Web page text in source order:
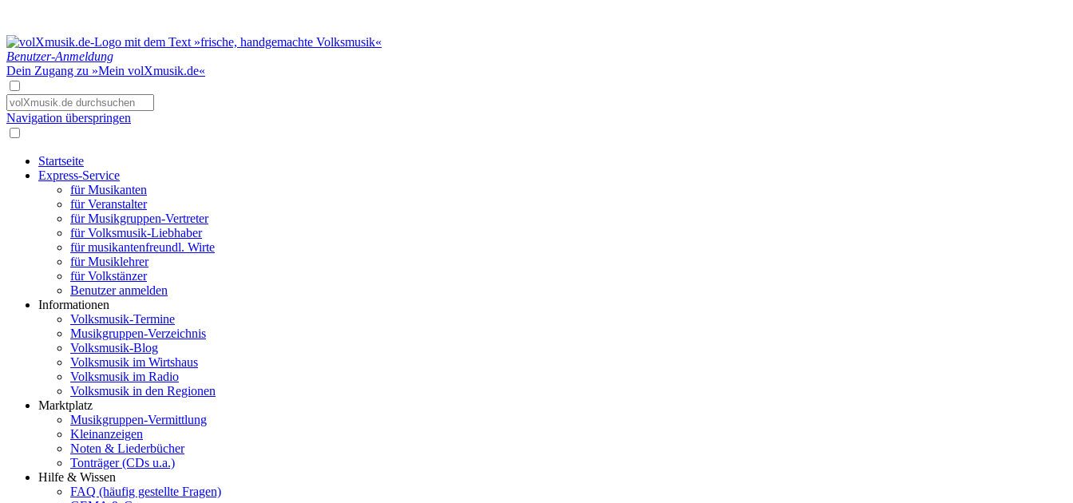
Benutzer-Anmeldung
Dein Zugang zu »Mein volXmusik.de«
Navigation überspringen
Startseite
Express-Service
für Musikanten
für Veranstalter
für Musikgruppen-Vertreter
für Volksmusik-Liebhaber
für musikantenfreundl. Wirte
für Musiklehrer
für Volkstänzer
Benutzer anmelden
Informationen
Volksmusik-Termine
Musikgruppen-Verzeichnis
Volksmusik-Blog
Volksmusik im Wirtshaus
Volksmusik im Radio
Volksmusik in den Regionen
Marktplatz
Musikgruppen-Vermittlung
Kleinanzeigen
Noten & Liederbücher
Tonträger (CDs u.a.)
Hilfe & Wissen
FAQ (häufig gestellte Fragen)